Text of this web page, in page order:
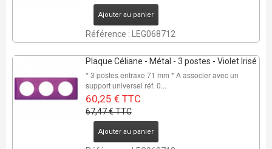
Ajouter au panier
Référence : LEG068712
Plaque Céliane - Métal - 3 postes - Violet Irisé
* 3 postes entraxe 71 mm * A associer avec un
support universel réf. 0...
60,25 € TTC
67,47 € TTC
Ajouter au panier